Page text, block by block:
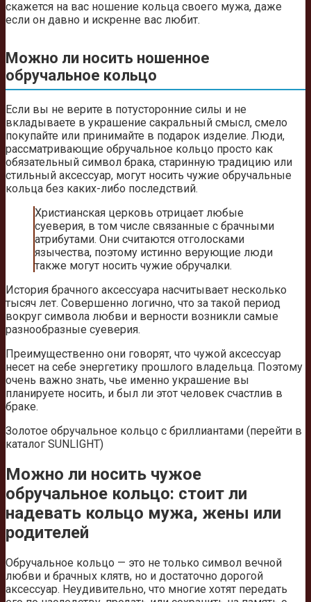
скажется на вас ношение кольца своего мужа, даже
если он давно и искренне вас любит.
Можно ли носить ношенное
обручальное кольцо
Если вы не верите в потусторонние силы и не
вкладываете в украшение сакральный смысл, смело
покупайте или принимайте в подарок изделие. Люди,
рассматривающие обручальное кольцо просто как
обязательный символ брака, старинную традицию или
стильный аксессуар, могут носить чужие обручальные
кольца без каких-либо последствий.
Христианская церковь отрицает любые
суеверия, в том числе связанные с брачными
атрибутами. Они считаются отголосками
язычества, поэтому истинно верующие люди
также могут носить чужие обручалки.
История брачного аксессуара насчитывает несколько
тысяч лет. Совершенно логично, что за такой период
вокруг символа любви и верности возникли самые
разнообразные суеверия.
Преимущественно они говорят, что чужой аксессуар
несет на себе энергетику прошлого владельца. Поэтому
очень важно знать, чье именно украшение вы
планируете носить, и был ли этот человек счастлив в
браке.
Золотое обручальное кольцо с бриллиантами (перейти в
каталог SUNLIGHT)
Можно ли носить чужое
обручальное кольцо: стоит ли
надевать кольцо мужа, жены или
родителей
Обручальное кольцо — это не только символ вечной
любви и брачных клятв, но и достаточно дорогой
аксессуар. Неудивительно, что многие хотят передать